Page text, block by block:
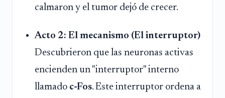
calmaron y el tumor dejó de crecer.
Acto 2: El mecanismo (El interruptor)
Descubrieron que las neuronas activas
encienden un "interruptor" interno
llamado c-Fos. Este interruptor ordena a